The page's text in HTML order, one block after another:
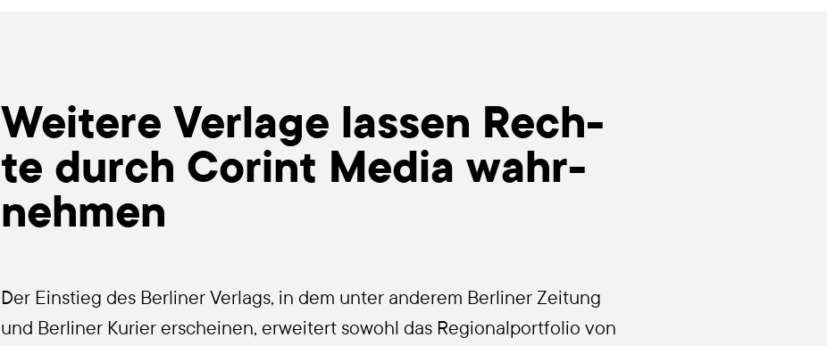
Wei­te­re Ver­la­ge las­sen Rech­
te durch Corint Media wahr­
neh­men
Der Ein­stieg des Ber­li­ner Ver­lags, in dem unter ande­rem Ber­li­ner Zei­tung
und Ber­li­ner Kurier erschei­nen, erwei­tert sowohl das Regio­nal­port­fo­lio von